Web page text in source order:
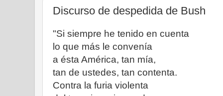
Discurso de despedida de Bush
"Si siempre he tenido en cuenta
lo que más le convenía
a ésta América, tan mía,
tan de ustedes, tan contenta.
Contra la furia violenta